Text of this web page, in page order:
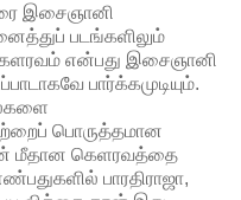
இசைஞானி
படங்களிலும்
என்பது இசைஞானி
பார்க்கமுடியும்.
பொருத்தமான
மீதான கெளரவத்தை
பாரதிராஜா,